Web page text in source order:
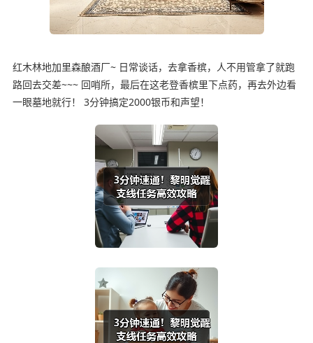
红木林地加里森酿酒厂~ 日常谈话，去拿香槟，人不用管拿了就跑
路回去交差~~~ 回哨所，最后在这老登香槟里下点药，再去外边看
一眼墓地就行！ 3分钟搞定2000银币和声望！